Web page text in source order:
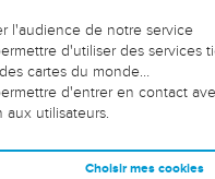
leur vision. Mais on voit moins
difficiles qu'ils ont
sont elles qui les ont
conférence, leaders,
avec plus de sagesse
l'audience de notre service
d'utiliser des services
cartes du monde…
d'entrer en contact
aux utilisateurs.
Choisir mes cookies